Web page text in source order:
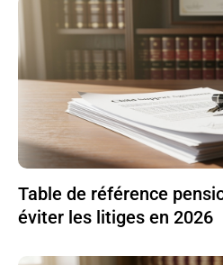
Table de référence
éviter les litiges en 2026